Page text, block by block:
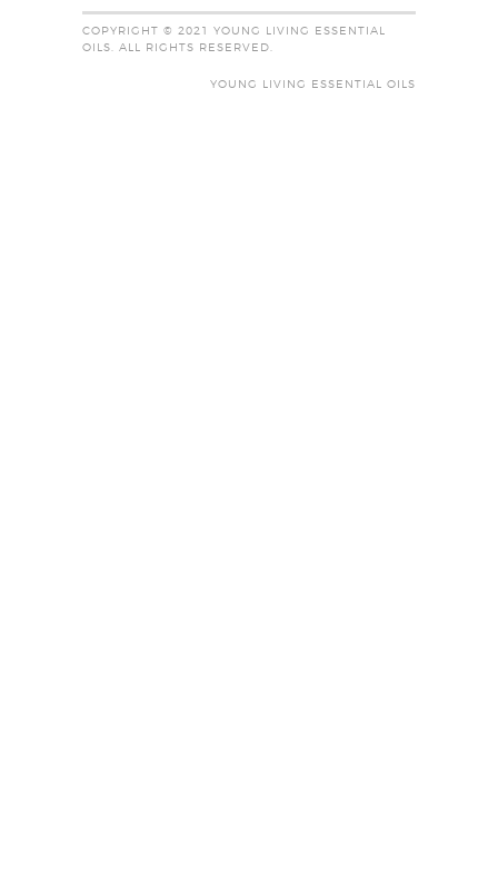
COPYRIGHT © 2021 YOUNG LIVING ESSENTIAL
OILS. ALL RIGHTS RESERVED.
YOUNG LIVING ESSENTIAL OILS